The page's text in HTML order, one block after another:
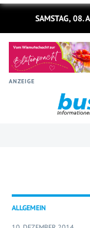
SAMSTAG, 08.
ANZEIGE
ALLGEMEIN